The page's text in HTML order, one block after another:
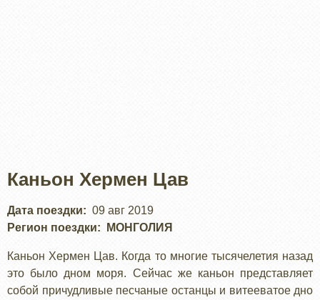
Каньон Хермен Цав
Дата поездки
09 авг 2019
Регион поездки
МОНГОЛИЯ
Каньон Хермен Цав. Когда то многие тысячелетия назад
это было дном моря. Сейчас же каньон представляет
собой причудливые песчаные останцы и витееватое дно